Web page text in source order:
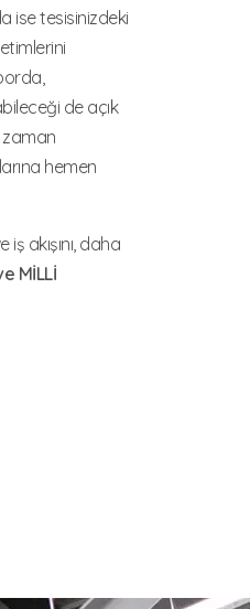
ise tesisinizdeki
de açık
zaman
hemen
akışını, daha
MİLLİ